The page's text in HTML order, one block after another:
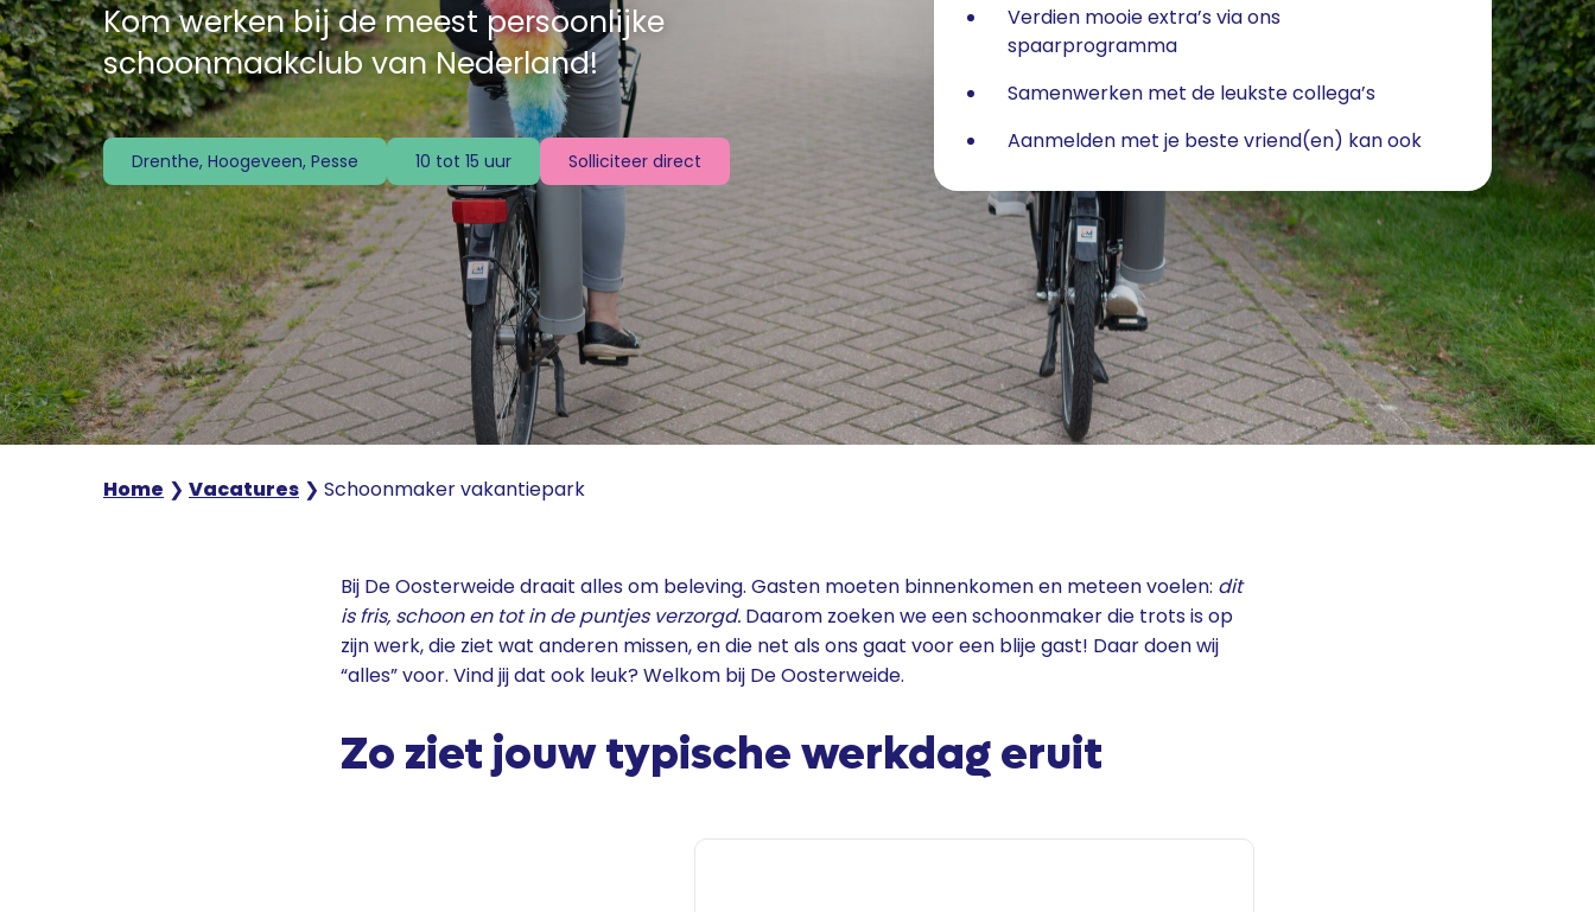
Kom werken bij de meest persoonlijke
schoonmaakclub van Nederland!
Drenthe, Hoogeveen, Pesse 10 tot 15 uur Solliciteer direct
Verdien mooie extra’s via ons
spaarprogramma
Samenwerken met de leukste collega’s
Aanmelden met je beste vriend(en) kan ook
Home ❯ Vacatures ❯ Schoonmaker vakantiepark
Bij De Oosterweide draait alles om beleving. Gasten moeten binnenkomen en meteen voelen: dit
is fris, schoon en tot in de puntjes verzorgd. Daarom zoeken we een schoonmaker die trots is op
zijn werk, die ziet wat anderen missen, en die net als ons gaat voor een blije gast! Daar doen wij
“alles” voor. Vind jij dat ook leuk? Welkom bij De Oosterweide.
Zo ziet jouw typische werkdag eruit